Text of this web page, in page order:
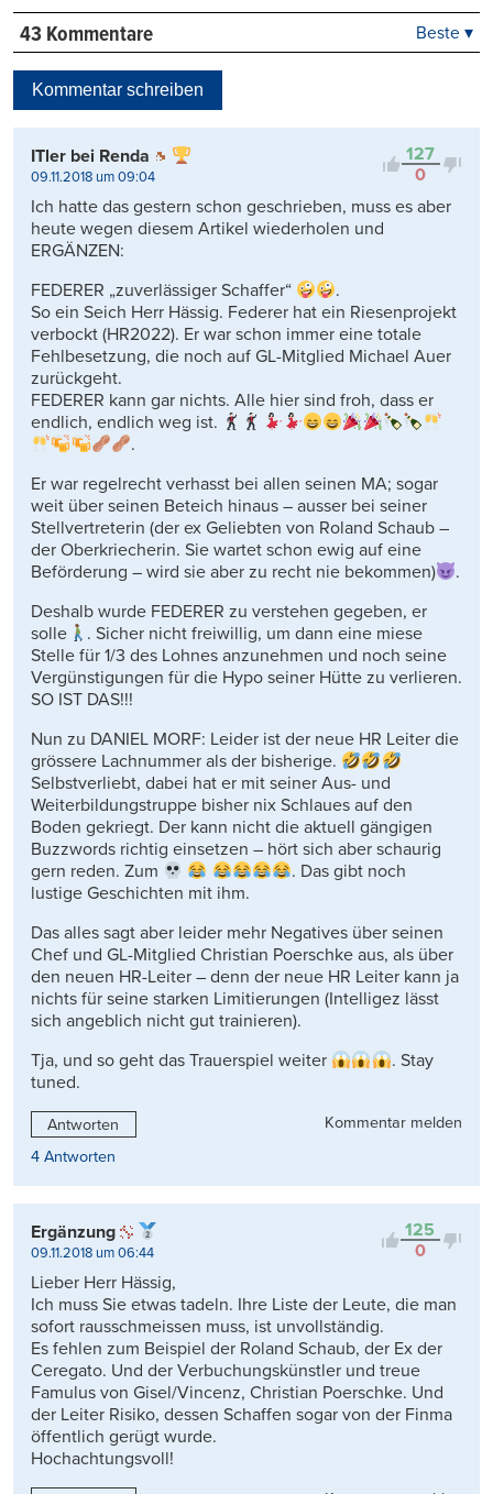
43 Kommentare
Kontrovers
Beste ▾
Kommentar schreiben
127
0
ITler bei Renda
09.11.2018 um 09:04
Ich hatte das gestern schon geschrieben, muss es aber
heute wegen diesem Artikel wiederholen und
ERGÄNZEN:
FEDERER „zuverlässiger Schaffer“
.
So ein Seich Herr Hässig. Federer hat ein Riesenprojekt
verbockt (HR2022). Er war schon immer eine totale
Fehlbesetzung, die noch auf GL-Mitglied Michael Auer
zurückgeht.
FEDERER kann gar nichts. Alle hier sind froh, dass er
endlich, endlich weg ist.
.
Er war regelrecht verhasst bei allen seinen MA; sogar
weit über seinen Beteich hinaus – ausser bei seiner
Stellvertreterin (der ex Geliebten von Roland Schaub –
der Oberkriecherin. Sie wartet schon ewig auf eine
Beförderung – wird sie aber zu recht nie bekommen)
.
Deshalb wurde FEDERER zu verstehen gegeben, er
solle
. Sicher nicht freiwillig, um dann eine miese
Stelle für 1/3 des Lohnes anzunehmen und noch seine
Vergünstigungen für die Hypo seiner Hütte zu verlieren.
SO IST DAS!!!
Nun zu DANIEL MORF: Leider ist der neue HR Leiter die
grössere Lachnummer als der bisherige.
Selbstverliebt, dabei hat er mit seiner Aus- und
Weiterbildungstruppe bisher nix Schlaues auf den
Boden gekriegt. Der kann nicht die aktuell gängigen
Buzzwords richtig einsetzen – hört sich aber schaurig
gern reden. Zum
. Das gibt noch
lustige Geschichten mit ihm.
Das alles sagt aber leider mehr Negatives über seinen
Chef und GL-Mitglied Christian Poerschke aus, als über
den neuen HR-Leiter – denn der neue HR Leiter kann ja
nichts für seine starken Limitierungen (Intelligez lässt
sich angeblich nicht gut trainieren).
Tja, und so geht das Trauerspiel weiter
. Stay
tuned.
Antworten
Kommentar melden
4 Antworten
125
0
Ergänzung
09.11.2018 um 06:44
Lieber Herr Hässig,
Ich muss Sie etwas tadeln. Ihre Liste der Leute, die man
sofort rausschmeissen muss, ist unvollständig.
Es fehlen zum Beispiel der Roland Schaub, der Ex der
Ceregato. Und der Verbuchungskünstler und treue
Famulus von Gisel/Vincenz, Christian Poerschke. Und
der Leiter Risiko, dessen Schaffen sogar von der Finma
öffentlich gerügt wurde.
Hochachtungsvoll!